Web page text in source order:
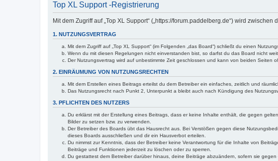
Top XL Support -Registrierung
Mit dem Zugriff auf „Top XL Support“ („https://forum.paddelberg.de“) wird
1. NUTZUNGSVERTRAG
Mit dem Zugriff auf „Top XL Support“ (im Folgenden „das Board“) schließt du einen
Wenn du mit diesen Regelungen nicht einverstanden bist, so darfst du das Board nicht
Der Nutzungsvertrag wird auf unbestimmte Zeit geschlossen und kann von beiden Seiten
2. EINRÄUMUNG VON NUTZUNGSRECHTEN
Mit dem Erstellen eines Beitrags erteilst du dem Betreiber ein einfaches, zeitlich und
Das Nutzungsrecht nach Punkt 2, Unterpunkt a bleibt auch nach Kündigung des
3. PFLICHTEN DES NUTZERS
Du erklärst mit der Erstellung eines Beitrags, dass er keine Inhalte enthält, die gegen
Bilder zu setzen bzw. zu verwenden.
Der Betreiber des Boards übt das Hausrecht aus. Bei Verstößen gegen diese
dieses Boards ausschließen und dir ein Hausverbot erteilen.
Du nimmst zur Kenntnis, dass der Betreiber keine Verantwortung für die Inhalte von
Beiträge und Funktionen jederzeit zu löschen oder zu sperren.
Du gestattest dem Betreiber darüber hinaus, deine Beiträge abzuändern, sofern sie